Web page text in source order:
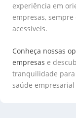
experiência em
empresas,
acessíveis.
Conheça nossas
empresas e
tranquilidade para
saúde